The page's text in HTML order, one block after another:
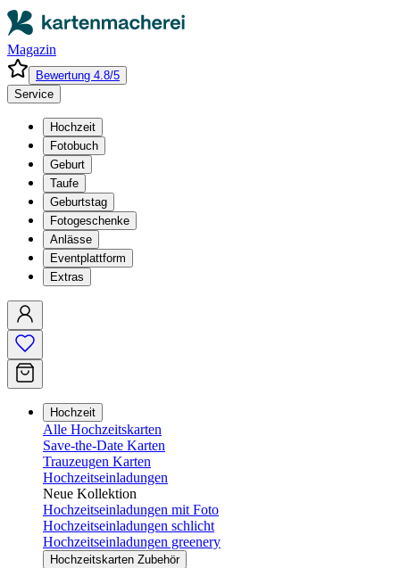
Magazin
Bewertung 4.8/5
Service
Hochzeit
Fotobuch
Geburt
Taufe
Geburtstag
Fotogeschenke
Anlässe
Eventplattform
Extras
Hochzeit
Alle Hochzeitskarten
Save-the-Date Karten
Trauzeugen Karten
Hochzeitseinladungen
Neue Kollektion
Hochzeitseinladungen mit Foto
Hochzeitseinladungen schlicht
Hochzeitseinladungen greenery
Hochzeitskarten Zubehör